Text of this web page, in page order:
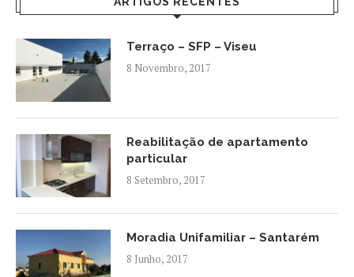
Terraço – SFP – Viseu
8 Novembro, 2017
Reabilitação de apartamento
particular
8 Setembro, 2017
Moradia Unifamiliar – Santarém
8 Junho, 2017